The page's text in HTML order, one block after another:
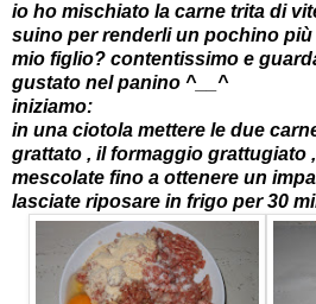
io ho mischiato la carne trita di
suino per renderli un pochino più
mio figlio? contentissimo e
gustato nel panino ^__^
iniziamo:
in una ciotola mettere le due
grattato , il formaggio grattugiato
mescolate fino a ottenere un
lasciate riposare in frigo per 30